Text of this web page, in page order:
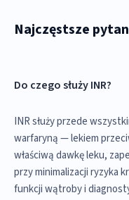
Najczęstsze
Do czego służy INR?
INR służy przede
warfaryną — lekiem
właściwą dawkę leku,
przy minimalizacji ryzyka
funkcji wątroby i